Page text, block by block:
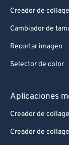
Creador de
Cambiador de
Recortar imagen
Selector de color
Aplicaciones
Creador de
Creador de